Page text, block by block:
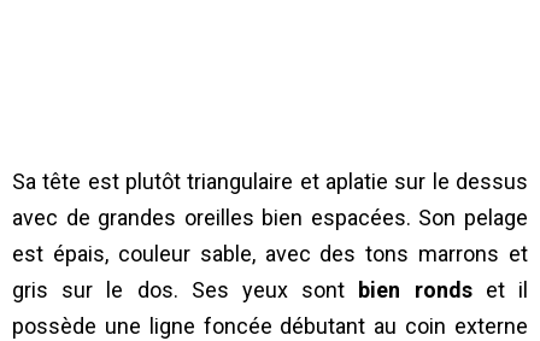
Sa tête est plutôt triangulaire et aplatie sur le dessus
avec de grandes oreilles bien espacées. Son pelage
est épais, couleur sable, avec des tons marrons et
gris sur le dos. Ses yeux sont
bien rondset il
possède une ligne foncée débutant au coin externe